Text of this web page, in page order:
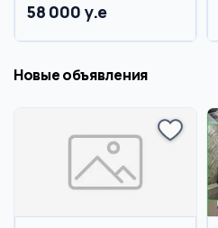
58 000 y.e
Новые объявления